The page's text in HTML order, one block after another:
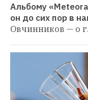
Альбому
он до сих пор в
Овчинников — о